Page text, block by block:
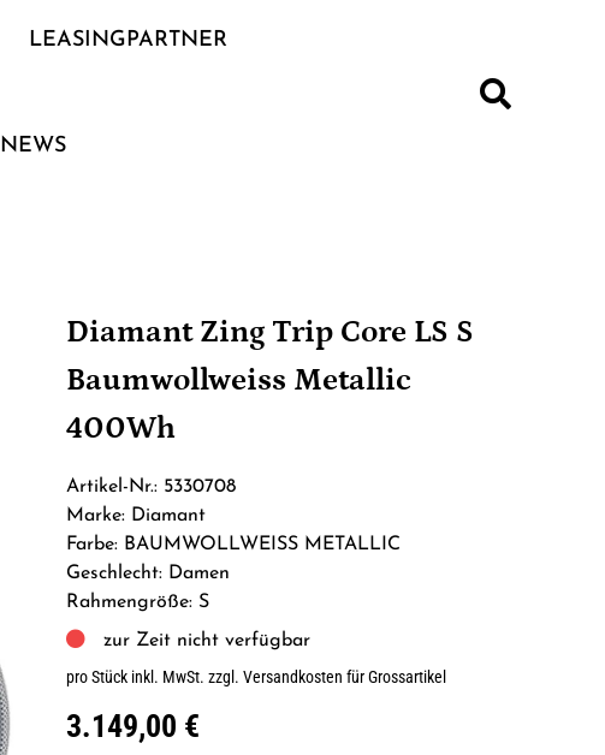
LEASINGPARTNER
NEWS
Diamant Zing Trip Core LS S
Baumwollweiss Metallic
400Wh
Artikel-Nr.: 5330708
Marke: Diamant
Farbe: BAUMWOLLWEISS METALLIC
Geschlecht: Damen
Rahmengröße: S
zur Zeit nicht verfügbar
pro Stück inkl. MwSt.zzgl. Versandkosten für Grossartikel
3.149,00 €